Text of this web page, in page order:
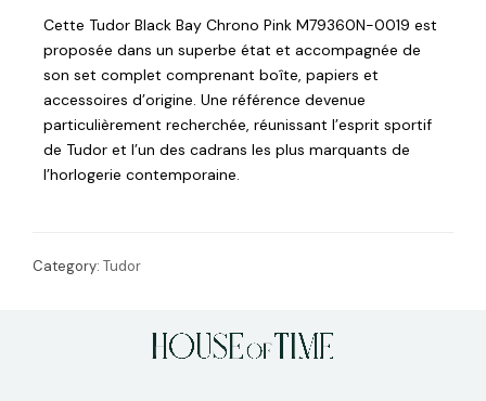
Cette Tudor Black Bay Chrono Pink M79360N-0019 est
proposée dans un superbe état et accompagnée de
son set complet comprenant boîte, papiers et
accessoires d’origine. Une référence devenue
particulièrement recherchée, réunissant l’esprit sportif
de Tudor et l’un des cadrans les plus marquants de
l’horlogerie contemporaine.
Category: Tudor